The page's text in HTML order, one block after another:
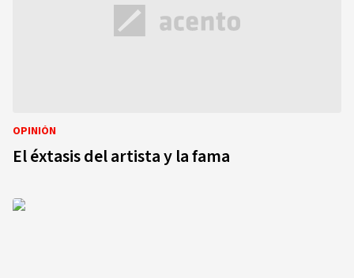
OPINIÓN
El éxtasis del artista y la fama